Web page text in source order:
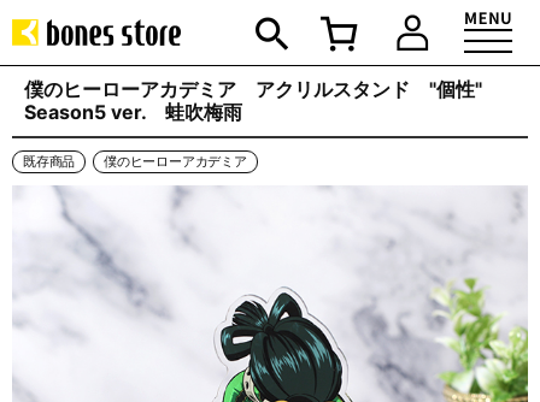
僕のヒーローアカデミア アクリルスタンド "個性"
Season5 ver. 蛙吹梅雨
既存商品 僕のヒーローアカデミア